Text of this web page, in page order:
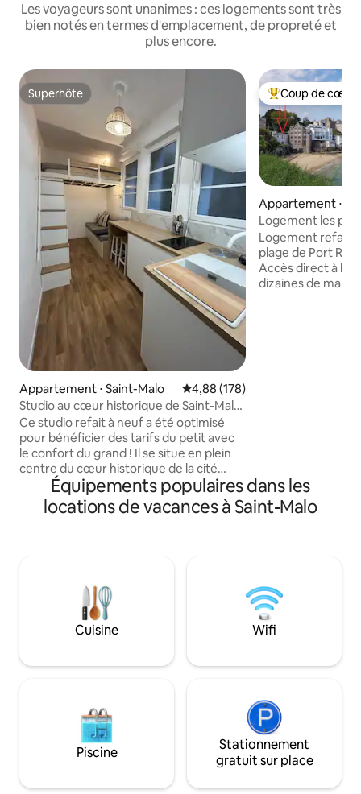
Les voyageurs sont unanimes : ces logements sont très
bien notés en termes d'emplacement, de propreté et
plus encore.
Superhôte
Superhôte
Appartement ⋅ Saint-Malo Évaluation moyenne sur la
4,88 (178)
Studio au cœur historique de Saint-Malo
!Ce studio refait à neuf a été optimisé
pour bénéficier des tarifs du petit avec
le confort du grand ! Il se situe en plein
centre du cœur historique de la cité
Corsaire de St Malo en retrait des
grandes rues touristiques. Proches des
plages, du palais des congrès et de
Nous proposons un supplément de 17€
pour ceux qui veulent s’en décharger.
Coups de cœur
Coup de cœur
Appartement ⋅
Logement les pieds dans l'eau face à la
mer
Logement refait
plage de Port
Accès direct à la
dizaines de marches. Ce
Équipements populaires dans les
locations de vacances à Saint-Malo
Cuisine Wifi
Piscine
Stationnement
gratuit sur place